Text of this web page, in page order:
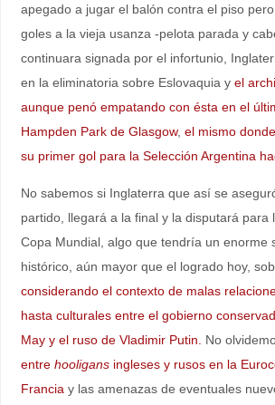
apegado a jugar el balón contra el piso
goles a la vieja usanza -pelota parada y
continuara signada por el infortunio,
en la eliminatoria sobre Eslovaquia y el
aunque penó empatando con ésta en el
Hampden Park de Glasgow, el mismo
su primer gol para la Selección Argentina
No sabemos si Inglaterra que así se
partido, llegará a la final y la disputará para
Copa Mundial, algo que tendría un enorme
histórico, aún mayor que el logrado hoy,
considerando el contexto de malas
hasta culturales entre el gobierno
May y el ruso de Vladimir Putin.
No
entre hooligansingleses y rusos en la
Francia y las amenazas de eventuales